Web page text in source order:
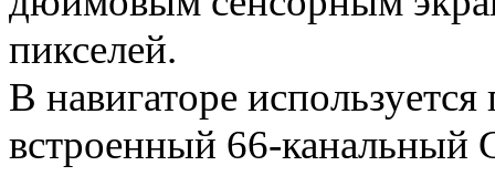
пикселей.
В навигаторе
встроенный 66-канальный